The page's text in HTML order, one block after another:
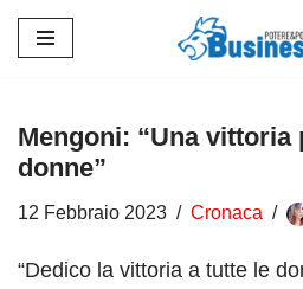
contenuto
Mengoni: “Una vittoria
donne”
12 Febbraio 2023 Cronaca
“Dedico la vittoria a tutte le